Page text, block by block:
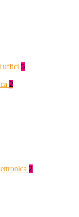
uffici 5
2
2